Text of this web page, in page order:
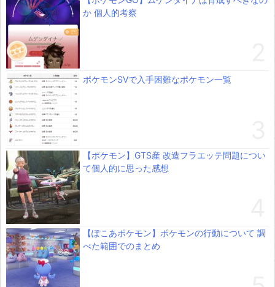
か 個人的考察
ポケモンSVで入手困難なポケモン一覧
【ポケモン】GTS産 改造フラエッテ問題につい
て個人的に思った感想
【ぽこあポケモン】ポケモンの行動について 調
べた範囲でのまとめ